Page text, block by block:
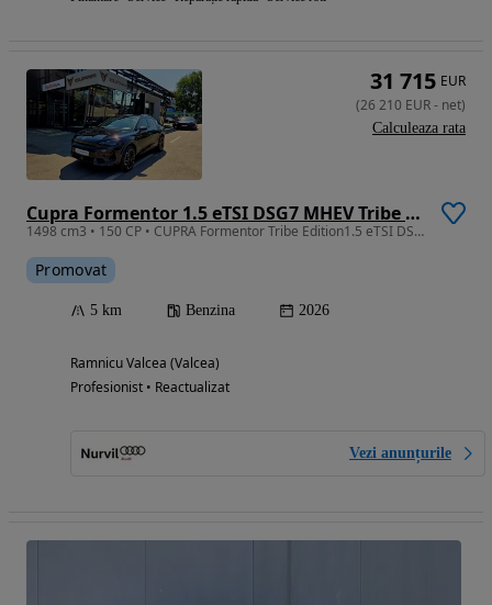
Cupra Formentor 1.5 eTSI DSG7 MHEV Tribe Edition
1498 cm3 • 150 CP • CUPRA Formentor Tribe Edition1.5 eTSI DSG7 mild hybrid 150 CP
Promovat
5 km Benzina 2026
Ramnicu Valcea (Valcea)
Profesionist • Reactualizat
Vezi anunțurile
31 715 EUR
(26 210 EUR- net)
Calculeaza rata